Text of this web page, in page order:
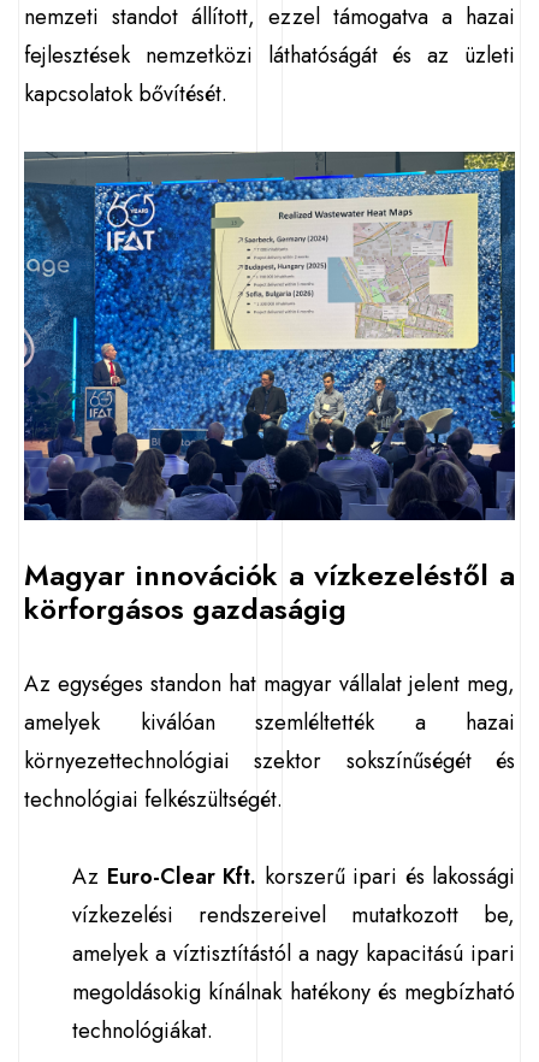
nemzeti standot állított, ezzel támogatva a hazai
fejlesztések nemzetközi láthatóságát és az üzleti
kapcsolatok bővítését.
Magyar innovációk a vízkezeléstől a
körforgásos gazdaságig
Az egységes standon hat magyar vállalat jelent meg,
amelyek kiválóan szemléltették a hazai
környezettechnológiai szektor sokszínűségét és
technológiai felkészültségét.
Az Euro-Clear Kft. korszerű ipari és lakossági
vízkezelési rendszereivel mutatkozott be,
amelyek a víztisztítástól a nagy kapacitású ipari
megoldásokig kínálnak hatékony és megbízható
technológiákat.